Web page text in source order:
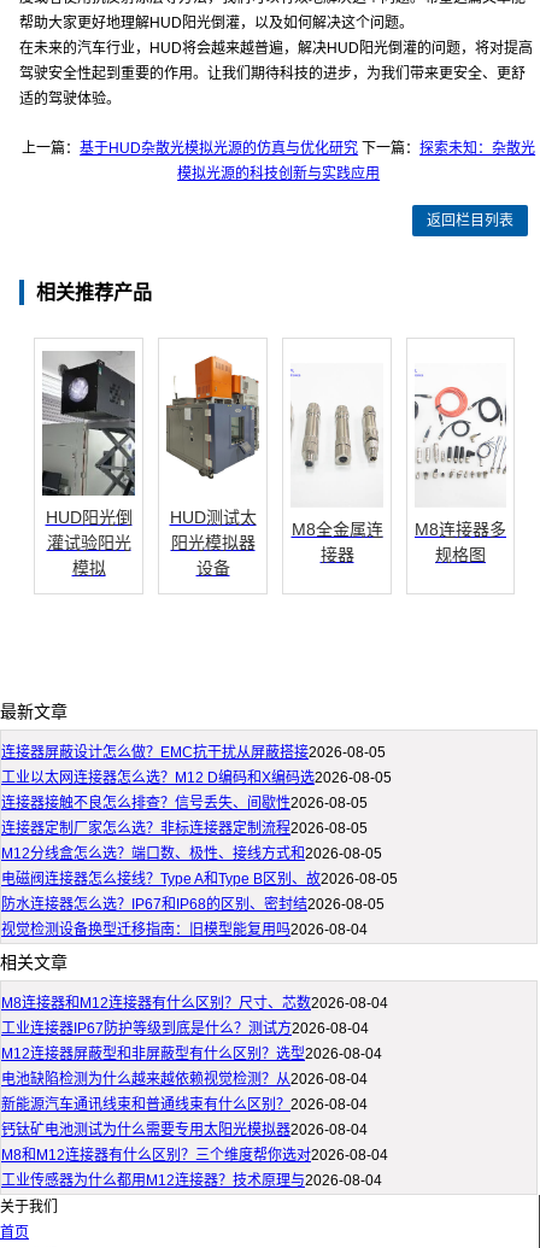
帮助大家更好地理解HUD阳光倒灌，以及如何解决这个问题。
在未来的汽车行业，HUD将会越来越普遍，解决HUD阳光倒灌的问题，将对提高
驾驶安全性起到重要的作用。让我们期待科技的进步，为我们带来更安全、更舒
适的驾驶体验。
上一篇：基于HUD杂散光模拟光源的仿真与优化研究 下一篇：探索未知：杂散光
模拟光源的科技创新与实践应用
返回栏目列表
相关推荐产品
HUD阳光倒
灌试验阳光
模拟
HUD测试太
阳光模拟器
设备
M8全金属连
接器
M8连接器多
规格图
最新文章
连接器屏蔽设计怎么做？EMC抗干扰从屏蔽搭接2026-08-05
工业以太网连接器怎么选？M12 D编码和X编码选2026-08-05
连接器接触不良怎么排查？信号丢失、间歇性2026-08-05
连接器定制厂家怎么选？非标连接器定制流程2026-08-05
M12分线盒怎么选？端口数、极性、接线方式和2026-08-05
电磁阀连接器怎么接线？Type A和Type B区别、故2026-08-05
防水连接器怎么选？IP67和IP68的区别、密封结2026-08-05
视觉检测设备换型迁移指南：旧模型能复用吗2026-08-04
相关文章
M8连接器和M12连接器有什么区别？尺寸、芯数2026-08-04
工业连接器IP67防护等级到底是什么？测试方2026-08-04
M12连接器屏蔽型和非屏蔽型有什么区别？选型2026-08-04
电池缺陷检测为什么越来越依赖视觉检测？从2026-08-04
新能源汽车通讯线束和普通线束有什么区别？ 2026-08-04
钙钛矿电池测试为什么需要专用太阳光模拟器2026-08-04
M8和M12连接器有什么区别？三个维度帮你选对2026-08-04
工业传感器为什么都用M12连接器？技术原理与2026-08-04
关于我们
首页